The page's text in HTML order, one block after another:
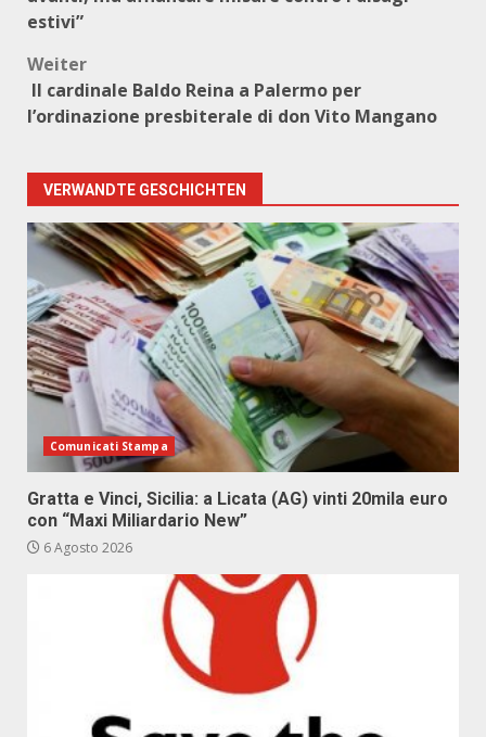
estivi”
Weiter
Il cardinale Baldo Reina a Palermo per
l’ordinazione presbiterale di don Vito Mangano
VERWANDTE GESCHICHTEN
Comunicati Stampa
Gratta e Vinci, Sicilia: a Licata (AG) vinti 20mila euro
con “Maxi Miliardario New”
6 Agosto 2026